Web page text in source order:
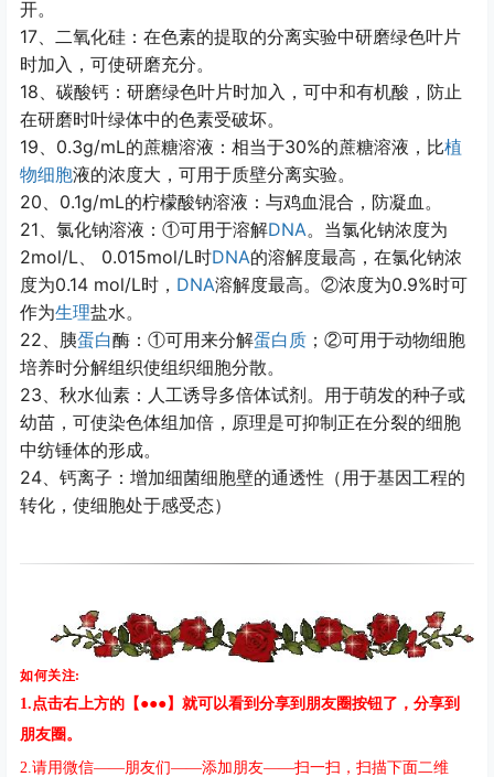
开。
17 、二氧化硅：在色素的提取的分离实验中研磨绿色叶片
时加入，可使研磨充分。
18 、碳酸钙：研磨绿色叶片时加入，可中和有机酸，防止
在研磨时叶绿体中的色素受破坏。
19 0.3g/mL的蔗糖溶液：相当于30%的蔗糖溶液，比植
物细胞液的浓度大，可用于质壁分离实验。
20 0.1g/mL的柠檬酸钠溶液：与鸡血混合，防凝血。
21 、氯化钠溶液： ①可用于溶解DNA。当氯化钠浓度为
2mol/L 0.015mol/L时DNA的溶解度最高，在氯化钠浓
度为0.14 mol/L时， DNA溶解度最高。 ②浓度为0.9%时可
作为生理盐水。
22 、胰蛋白酶： ①可用来分解蛋白质 ； ②可用于动物细胞
培养时分解组织使组织细胞分散。
23 、秋水仙素：人工诱导多倍体试剂。用于萌发的种子或
幼苗，可使染色体组加倍，原理是可抑制正在分裂的细胞
中纺锤体的形成。
24 、钙离子：增加细菌细胞壁的通透性（用于基因工程的
转化，使细胞处于感受态）
如何关注:
1.点击右上方的【●●●】就可以看到分享到朋友圈按钮了，分享到
朋友圈。
2.请用微信——朋友们——添加朋友——扫一扫，扫描下面二维